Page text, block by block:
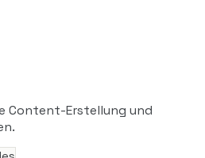
Content-Erstellung und